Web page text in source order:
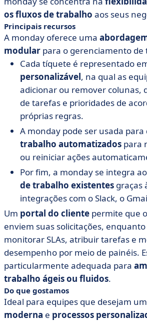
os fluxos de trabalho aos seus
Principais recursos
A monday oferece uma
modular para o gerenciamento de
Cada tíquete é representado
personalizável, na qual as
adicionar ou remover colunas,
de tarefas e prioridades de
próprias regras.
A monday pode ser usada para
trabalho automatizados para
ou reiniciar ações
Por fim, a monday se integra
de trabalho existentes graças
integrações com o Slack, o
Um portal do cliente permite que
enviem suas solicitações,
monitorar SLAs, atribuir tarefas e
desempenho por meio de painéis.
particularmente adequada para
trabalho ágeis ou fluidos.
Do que gostamos
Ideal para equipes que desejam
moderna e processos